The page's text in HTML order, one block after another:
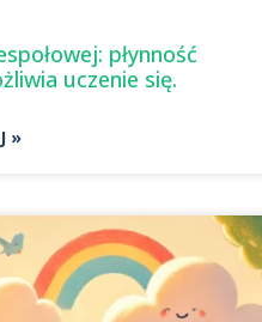
płynność
uczenie się.
»